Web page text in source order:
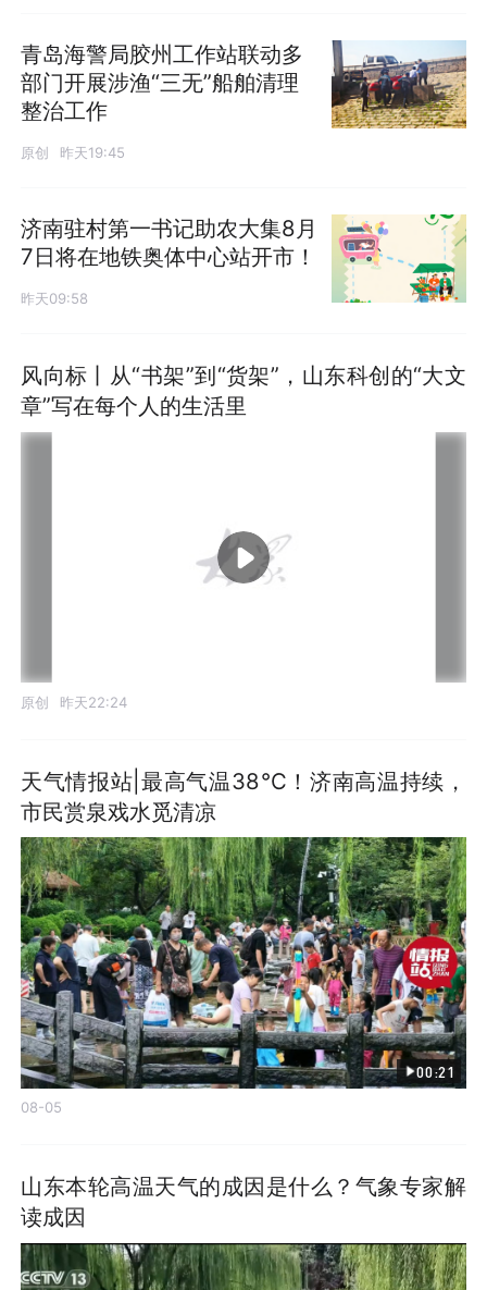
青岛海警局胶州工作站联动多
部门开展涉渔“三无”船舶清理
整治工作
原创 昨天19:45
济南驻村第一书记助农大集8月
7日将在地铁奥体中心站开市！
昨天09:58
风向标丨从“书架”到“货架”，山东科创的“大文
章”写在每个人的生活里
原创 昨天22:24
天气情报站|最高气温38℃！济南高温持续，
市民赏泉戏水觅清凉
00:21
08-05
山东本轮高温天气的成因是什么？气象专家解
读成因